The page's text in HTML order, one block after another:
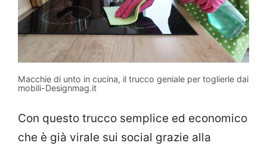
Macchie di unto in cucina, il trucco geniale per toglierle dai
mobili-Designmag.it
Con questo trucco semplice ed economico
che è già virale sui social grazie alla